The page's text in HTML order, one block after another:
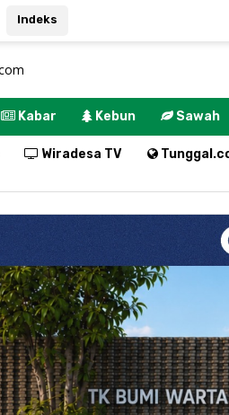
Indeks
Kabar Kebun Sawah
Wiradesa TV